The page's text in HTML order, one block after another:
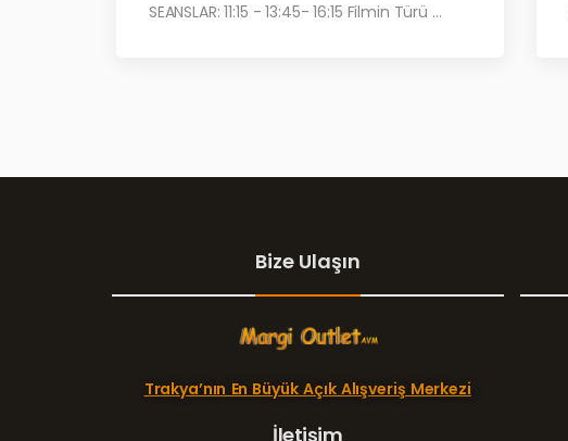
SEANSLAR: 11:15 - 13:45- 16:15 Filmin Türü ...
Bize Ulaşın
Trakya’nın En Büyük Açık Alışveriş Merkezi
İletişim